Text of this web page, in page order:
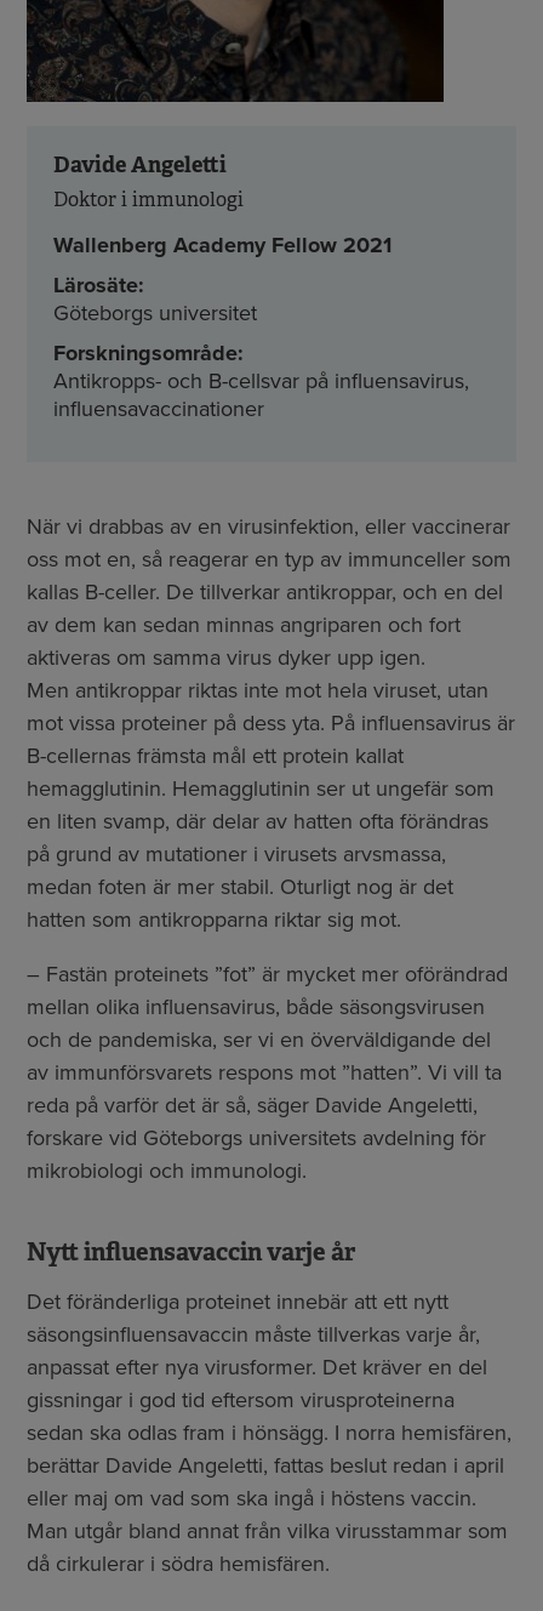
Davide Angeletti
Doktor i immunologi
Wallenberg Academy Fellow 2021
Lärosäte:
Göteborgs universitet
Forskningsområde:
Antikropps- och B-cellsvar på influensavirus,
influensavaccinationer
När vi drabbas av en virusinfektion, eller vaccinerar
oss mot en, så reagerar en typ av immunceller som
kallas B-celler. De tillverkar antikroppar, och en del
av dem kan sedan minnas angriparen och fort
aktiveras om samma virus dyker upp igen.
Men antikroppar riktas inte mot hela viruset, utan
mot vissa proteiner på dess yta. På influensavirus är
B-cellernas främsta mål ett protein kallat
hemagglutinin. Hemagglutinin ser ut ungefär som
en liten svamp, där delar av hatten ofta förändras
på grund av mutationer i virusets arvsmassa,
medan foten är mer stabil. Oturligt nog är det
hatten som antikropparna riktar sig mot.
– Fastän proteinets ”fot” är mycket mer oförändrad
mellan olika influensavirus, både säsongsvirusen
och de pandemiska, ser vi en överväldigande del
av immunförsvarets respons mot ”hatten”. Vi vill ta
reda på varför det är så, säger Davide Angeletti,
forskare vid Göteborgs universitets avdelning för
mikrobiologi och immunologi.
Nytt influensavaccin varje år
Det föränderliga proteinet innebär att ett nytt
säsongsinfluensavaccin måste tillverkas varje år,
anpassat efter nya virusformer. Det kräver en del
gissningar i god tid eftersom virusproteinerna
sedan ska odlas fram i hönsägg. I norra hemisfären,
berättar Davide Angeletti, fattas beslut redan i april
eller maj om vad som ska ingå i höstens vaccin.
Man utgår bland annat från vilka virusstammar som
då cirkulerar i södra hemisfären.